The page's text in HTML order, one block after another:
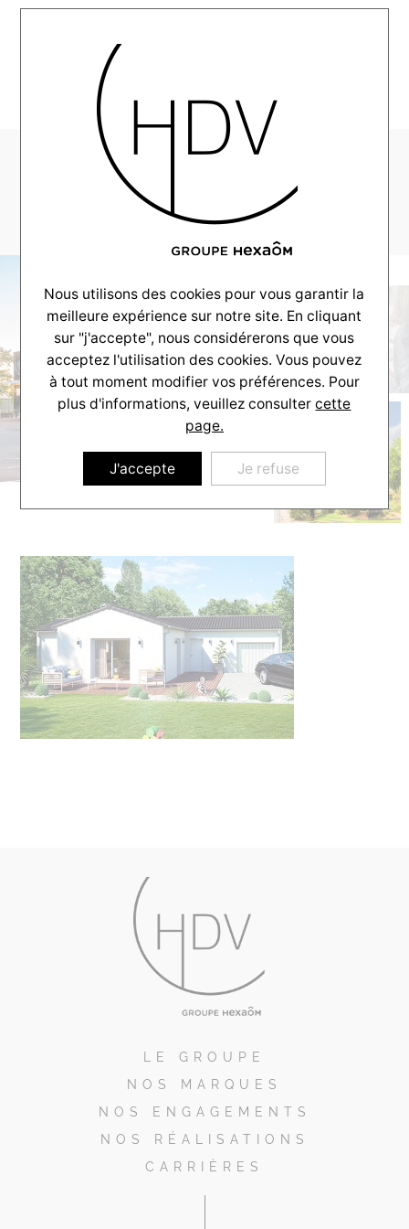
yaK-Construire-
modele-Zenka
LE GROUPE
NOS MARQUES
NOS ENGAGEMENTS
NOS RÉALISATIONS
CARRIÈRES
Nous utilisons des cookies pour vous garantir la
meilleure expérience sur notre site. En cliquant
sur "j'accepte", nous considérerons que vous
acceptez l'utilisation des cookies. Vous pouvez
à tout moment modifier vos préférences. Pour
plus d'informations, veuillez consultercette
page.
J'accepte Je refuse